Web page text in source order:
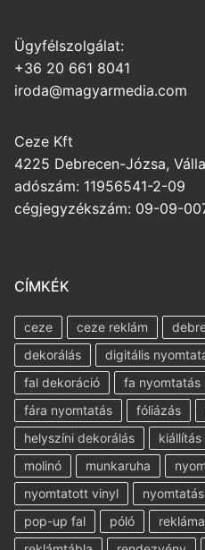
Ügyfélszolgálat:
+36 20 661 8041
iroda@magyarmedia.com
Ceze Kft
4225 Debrecen-Józsa,
adószám: 11956541-2-09
cégjegyzékszám: 09-09-
CÍMKÉK
ceze ceze reklám
dekorálás
digitális
fal dekoráció
fa nyomtatás
fára nyomtatás
fóliázás
helyszíni dekorálás
kiállítás
molinó
munkaruha
nyomtatott vinyl
nyomtatás
pop-up fal
póló